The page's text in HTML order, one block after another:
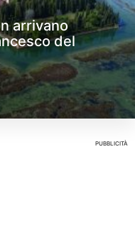
arrivano
del
PUBBLICITÀ